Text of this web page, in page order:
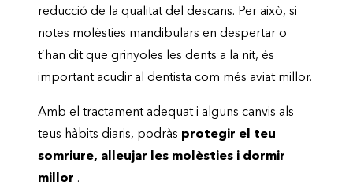
reducció de la qualitat del descans. Per això, si
notes molèsties mandibulars en despertar o
t’han dit que grinyoles les dents a la nit, és
important acudir al dentista com més aviat millor.
Amb el tractament adequat i alguns canvis als
teus hàbits diaris, podràs protegir el teu
somriure, alleujar les molèsties i dormir
millor .